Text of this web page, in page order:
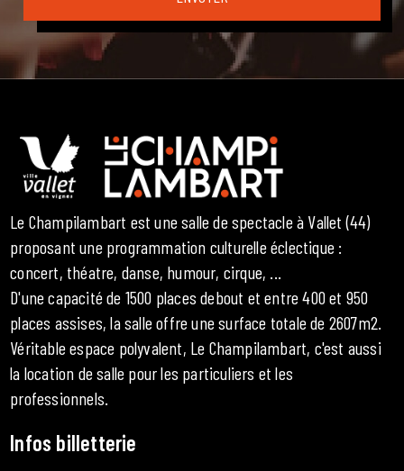
Le Champilambart est une salle de spectacle à Vallet (44)
proposant une programmation culturelle éclectique :
concert, théatre, danse, humour, cirque, ...
D'une capacité de 1500 places debout et entre 400 et 950
places assises, la salle offre une surface totale de 2607m2.
Véritable espace polyvalent, Le Champilambart, c'est aussi
la location de salle pour les particuliers et les
professionnels.
Infos billetterie